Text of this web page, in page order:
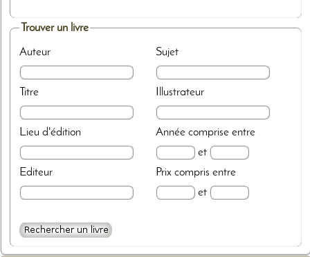
Trouver un livre
Auteur
Titre
Lieu d'édition
Editeur
Sujet
Illustrateur
Annéecomprise entre
et
Prixcompris entre
et